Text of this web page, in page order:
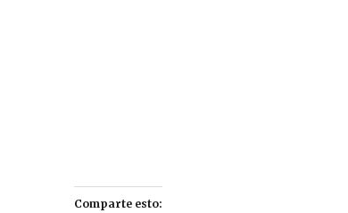
Comparte esto: